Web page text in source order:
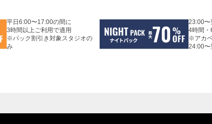
平日6:00〜17:00の間に
3時間以上ご利用で適用
※パック割引き対象スタジオの
み
23:00〜
4時間・
※アカ
24:00〜